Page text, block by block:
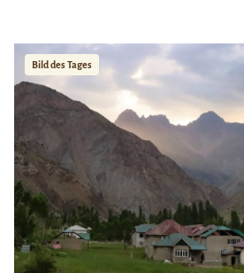
Bild des Tages